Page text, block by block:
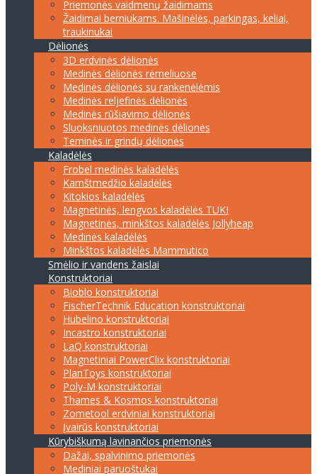
Priemonės vaidmenų žaidimams
Žaidimai berniukams. Mašinėlės, parkingas, keliai,
traukinukai
Dėlionės
3D erdvinės dėlionės
Medinės dėlionės rėmeliuose
Medinės dėlionės su rankenėlėmis
Medinės reljefinės dėlionės
Medinės rūšiavimo dėlionės
Sluoksniuotos medinės dėlionės
Teminės ir grindų dėlionės
Kaladėlės
Frobel medinės kaladėlės
Kamštmedžio kaladėlės
Kitokios kaladėlės
Magnetinės, lengvos kaladėlės TUKI
Magnetinės, minkštos kaladėlės Jollyheap
Medinės kaladėlės
Minkštos kaladėlės Mammutico
Smėlio ir vandens žaislai
Konstruktoriai
Bioblo konstruktoriai
FischerTechnik Education konstruktoriai
Hubelino konstruktoriai
Incastro konstruktoriai
LaQ konstruktoriai
Magnetiniai PowerClix konstruktoriai
PlanToys konstruktoriai
Poly-M konstruktoriai
Thames & Kosmos konstruktoriai
Zometool erdviniai konstruktoriai
Įvairūs konstruktoriai
Kūrybiškumą lavinančios priemonės
Dažai, spalvinimo priemonės
Mediniai paruoštukai